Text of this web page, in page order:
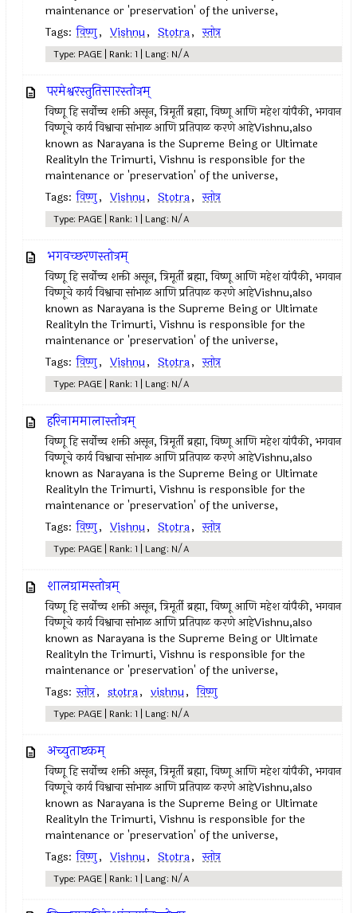
maintenance or 'preservation' of the universe,
Tags: विष्णु, Vishnu, Stotra, स्तोत्र
Type: PAGE | Rank: 1 | Lang: N/A
परमेश्वरस्तुतिसारस्तोत्रम्‌
विष्णू हि सर्वोच्च शक्ती असून, त्रिमूर्ती ब्रह्मा, विष्णू आणि महेश यांपैकी, भगवान
विष्णूचे कार्य विश्वाचा सांभाळ आणि प्रतिपाळ करणे आहेVishnu,also
known as Narayana is the Supreme Being or Ultimate
RealityIn the Trimurti, Vishnu is responsible for the
maintenance or 'preservation' of the universe,
Tags: विष्णु, Vishnu, Stotra, स्तोत्र
Type: PAGE | Rank: 1 | Lang: N/A
भगवच्छरणस्तोत्रम्
विष्णू हि सर्वोच्च शक्ती असून, त्रिमूर्ती ब्रह्मा, विष्णू आणि महेश यांपैकी, भगवान
विष्णूचे कार्य विश्वाचा सांभाळ आणि प्रतिपाळ करणे आहेVishnu,also
known as Narayana is the Supreme Being or Ultimate
RealityIn the Trimurti, Vishnu is responsible for the
maintenance or 'preservation' of the universe,
Tags: विष्णु, Vishnu, Stotra, स्तोत्र
Type: PAGE | Rank: 1 | Lang: N/A
हरिनाममालास्तोत्रम्
विष्णू हि सर्वोच्च शक्ती असून, त्रिमूर्ती ब्रह्मा, विष्णू आणि महेश यांपैकी, भगवान
विष्णूचे कार्य विश्वाचा सांभाळ आणि प्रतिपाळ करणे आहेVishnu,also
known as Narayana is the Supreme Being or Ultimate
RealityIn the Trimurti, Vishnu is responsible for the
maintenance or 'preservation' of the universe,
Tags: विष्णु, Vishnu, Stotra, स्तोत्र
Type: PAGE | Rank: 1 | Lang: N/A
शालग्रामस्तोत्रम्
विष्णू हि सर्वोच्च शक्ती असून, त्रिमूर्ती ब्रह्मा, विष्णू आणि महेश यांपैकी, भगवान
विष्णूचे कार्य विश्वाचा सांभाळ आणि प्रतिपाळ करणे आहेVishnu,also
known as Narayana is the Supreme Being or Ultimate
RealityIn the Trimurti, Vishnu is responsible for the
maintenance or 'preservation' of the universe,
Tags: स्तोत्र, stotra, vishnu, विष्णु
Type: PAGE | Rank: 1 | Lang: N/A
अच्युताष्टकम्
विष्णू हि सर्वोच्च शक्ती असून, त्रिमूर्ती ब्रह्मा, विष्णू आणि महेश यांपैकी, भगवान
विष्णूचे कार्य विश्वाचा सांभाळ आणि प्रतिपाळ करणे आहेVishnu,also
known as Narayana is the Supreme Being or Ultimate
RealityIn the Trimurti, Vishnu is responsible for the
maintenance or 'preservation' of the universe,
Tags: विष्णु, Vishnu, Stotra, स्तोत्र
Type: PAGE | Rank: 1 | Lang: N/A